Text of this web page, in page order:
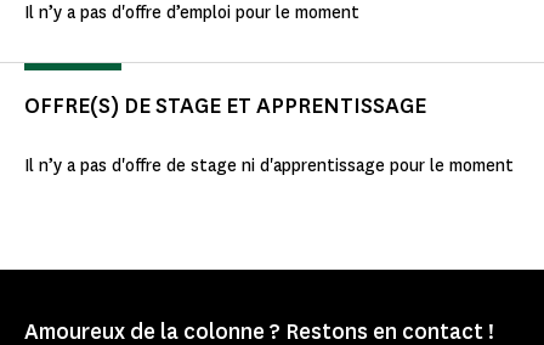
Il n’y a pas d'offre d’emploi pour le moment
OFFRE(S) DE STAGE ET APPRENTISSAGE
Il n’y a pas d'offre de stage ni d'apprentissage pour le moment
Amoureux de la colonne ? Restons en contact !